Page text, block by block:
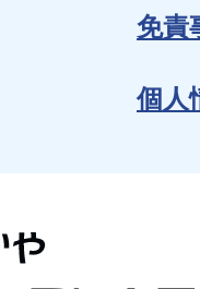
免責
個人